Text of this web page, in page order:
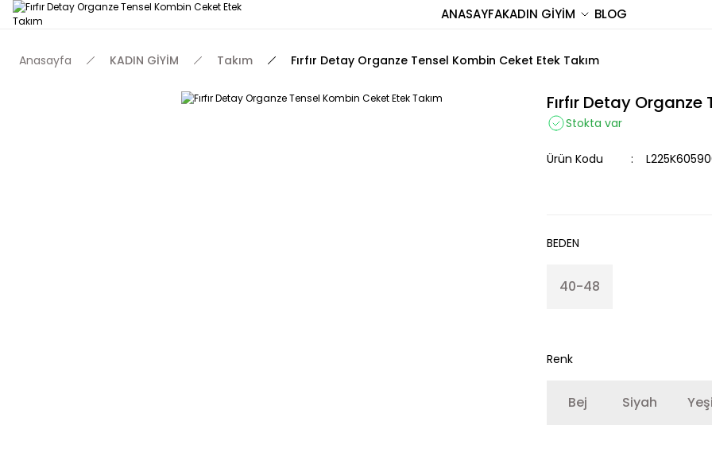
ANASAYFAKADIN GİYİM BLOG
Anasayfa KADIN GİYİM Takım Fırfır Detay Organze Tensel Kombin Ceket Etek Takım
Fırfır Detay
Stokta var
Ürün Kodu
BEDEN
40-48
Renk
Bej Siyah